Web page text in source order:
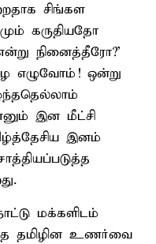
சிங்கள
கருதியதோ
நினைத்தீரோ?’
எழுவோம்! ஒன்று
இன மீட்சி
இனம்
மக்களிடம்
தமிழின உணர்வை